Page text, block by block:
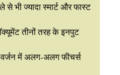
भी ज्यादा स्मार्ट और फास्ट
तीनों तरह के इनपुट
में अलग-अलग फीचर्स